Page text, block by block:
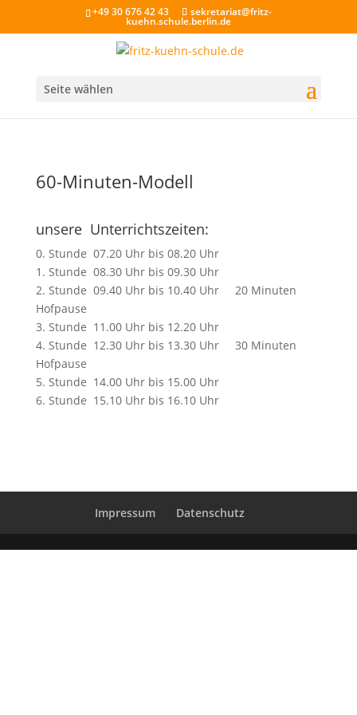
+49 30 676 42 43 sekretariat@fritz-
kuehn.schule.berlin.de
Seite wählen
60-Minuten-Modell
unsere Unterrichtszeiten:
0. Stunde 07.20 Uhr bis 08.20 Uhr
1. Stunde 08.30 Uhr bis 09.30 Uhr
2. Stunde 09.40 Uhr bis 10.40 Uhr 20 Minuten
Hofpause
3. Stunde 11.00 Uhr bis 12.20 Uhr
4. Stunde 12.30 Uhr bis 13.30 Uhr 30 Minuten
Hofpause
5. Stunde 14.00 Uhr bis 15.00 Uhr
6. Stunde 15.10 Uhr bis 16.10 Uhr
Impressum Datenschutz